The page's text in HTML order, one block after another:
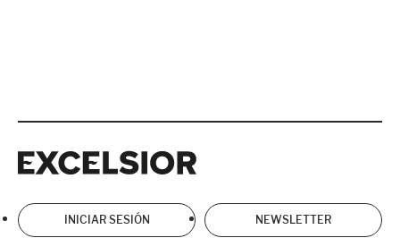
INICIAR SESIÓN NEWSLETTER